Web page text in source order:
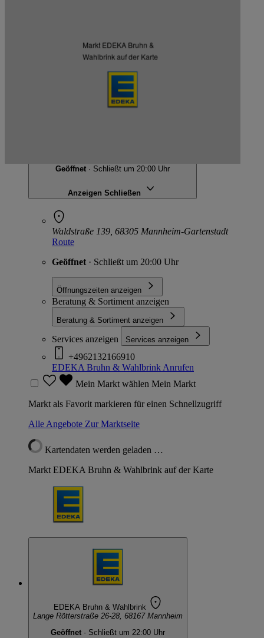
Markt EDEKA Bruhn &
Wahlbrink auf der Karte
Kartenansicht
Geöffnet · Schließt um 20:00 Uhr
Anzeigen Schließen
Waldstraße 139, 68305 Mannheim-Gartenstadt
Route
Geöffnet · Schließt um 20:00 Uhr
Öffnungszeiten anzeigen
Beratung & Sortiment anzeigen
Beratung & Sortiment anzeigen
Services anzeigen Services anzeigen
+4962132166910
EDEKA Bruhn & WahlbrinkAnrufen
Mein Markt wählen Mein Markt
Markt als Favorit markieren für einen Schnellzugriff
Alle Angebote Zur Marktseite
Kartendaten werden geladen …
Markt EDEKA Bruhn & Wahlbrink auf der Karte
EDEKA Bruhn & Wahlbrink
Lange Rötterstraße 26-28, 68167 Mannheim
Geöffnet · Schließt um 22:00 Uhr